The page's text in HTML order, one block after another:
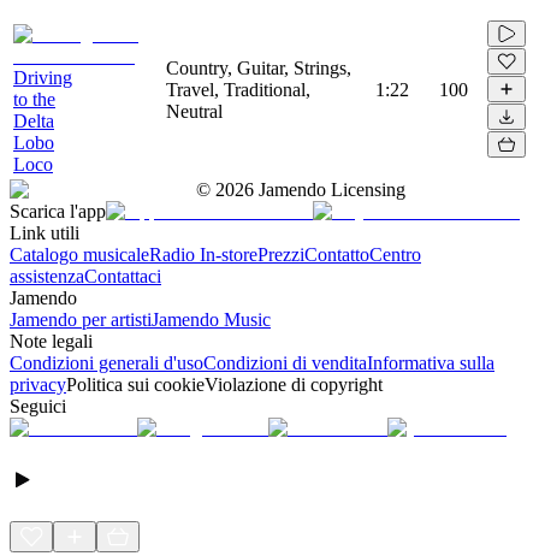
Driving
to the
Delta
Lobo
Loco
Country, Guitar, Strings,
Travel, Traditional,
Neutral
1:22 100
© 2026 Jamendo Licensing
Scarica l'app
Link utili
Catalogo musicaleRadio In-storePrezziContattoCentro
assistenzaContattaci
Jamendo
Jamendo per artistiJamendo Music
Note legali
Condizioni generali d'usoCondizioni di venditaInformativa sulla
privacyPolitica sui cookieViolazione di copyright
Seguici